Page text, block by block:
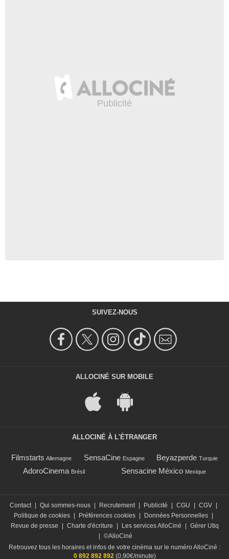
SUIVEZ-NOUS
ALLOCINÉ SUR MOBILE
ALLOCINÉ À L'ÉTRANGER
Filmstarts Allemagne SensaCine Espagne Beyazperde Turquie
AdoroCinema Brésil Sensacine México Mexique
Contact | Qui sommes-nous | Recrutement | Publicité | CGU | CGV |
Politique de cookies | Préférences cookies | Données Personnelles |
Revue de presse
| Charte d'écriture | Les services AlloCiné | Gérer Utiq
| ©AlloCiné
Retrouvez tous les horaires et infos de votre cinéma sur le numéro AlloCiné :
0 892 892 892 (0,90€/minute)